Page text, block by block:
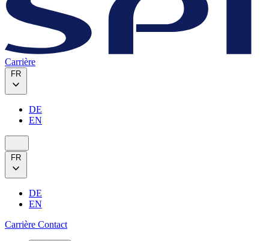
Carrière
FR
DE
EN
FR
DE
EN
Carrière Contact